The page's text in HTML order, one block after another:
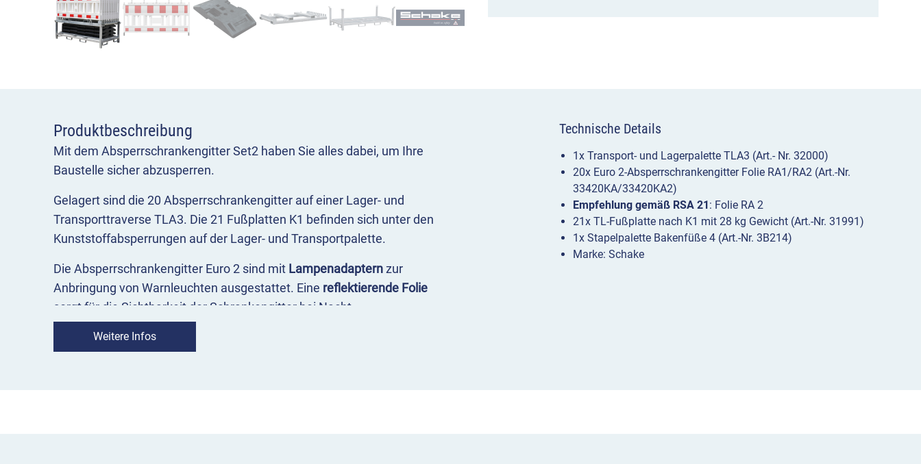
Menge
Produktbeschreibung
Mit dem Absperrschrankengitter Set2 haben Sie alles dabei, um Ihre
Baustelle sicher abzusperren.
Gelagert sind die 20 Absperrschrankengitter auf einer Lager- und
Transporttraverse TLA3. Die 21 Fußplatten K1 befinden sich unter den
Kunststoffabsperrungen auf der Lager- und Transportpalette.
Die Absperrschrankengitter Euro 2 sind mit Lampenadapternzur
Anbringung von Warnleuchten ausgestattet. Eine reflektierende Folie
sorgt für die Sichtbarkeit der Schrankengitter bei Nacht.
Die ReflexklasseRA2
Straßenverkehr vorgeschrieben. Die Ausnahme sind
Weitere Infos
Technische Details
1x Transport- und Lagerpalette TLA3 (Art.- Nr. 32000)
20x Euro 2-Absperrschrankengitter Folie RA1/RA2 (Art.-Nr.
33420KA/33420KA2)
Empfehlung gemäß RSA 21 : Folie RA 2
21x TL-Fußplatte nach K1 mit 28 kg Gewicht (Art.-Nr. 31991)
1x Stapelpalette Bakenfüße 4 (Art.-Nr. 3B214)
Marke: Schake